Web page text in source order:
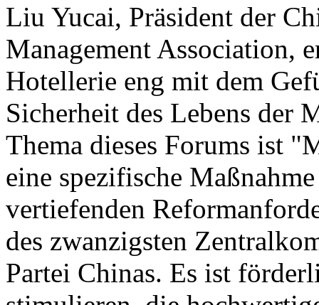
Liu Yucai, Präsident der
Management Association,
Hotellerie eng mit dem
Sicherheit des Lebens der
Thema dieses Forums ist
eine spezifische
vertiefenden
des zwanzigsten
Partei Chinas. Es ist